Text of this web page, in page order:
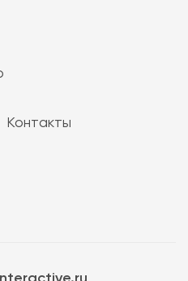
Контакты